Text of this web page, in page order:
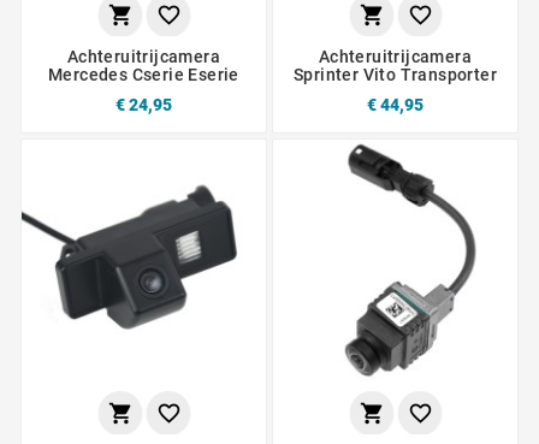
 
Achteruitrijcamera
Mercedes Cserie Eserie
€ 24,95
 
Achteruitrijcamera
Sprinter Vito Transporter
€ 44,95
   